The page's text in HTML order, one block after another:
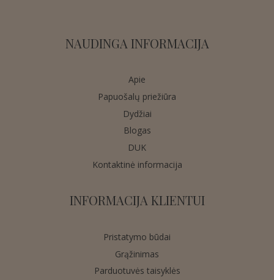
NAUDINGA INFORMACIJA
Apie
Papuošalų priežiūra
Dydžiai
Blogas
DUK
Kontaktinė informacija
INFORMACIJA KLIENTUI
Pristatymo būdai
Grąžinimas
Parduotuvės taisyklės